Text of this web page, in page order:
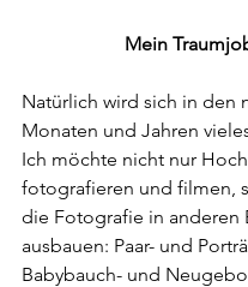
Mein
Natürlich wird sich in den
Monaten und Jahren
Ich möchte nicht nur
fotografieren und filmen,
die Fotografie in anderen
ausbauen: Paar- und
Babybauch- und